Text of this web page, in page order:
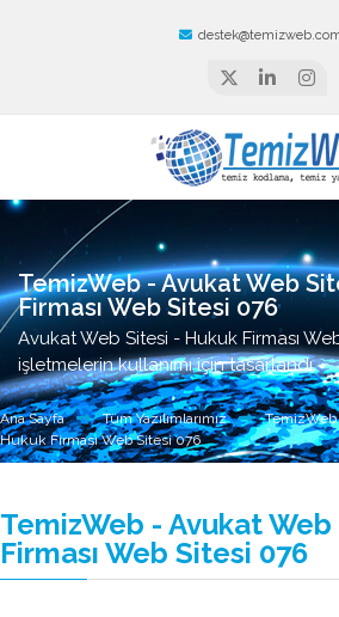
TemizWeb - Avukat Web
Firması Web Sitesi 076
Avukat Web Sitesi - Hukuk Firması
işletmelerin kullanımı için tasarlandı.
Ana Sayfa Tüm Yazılımlarımız
Hukuk Firması Web Sitesi 076
TemizWeb - Avukat
Firması Web Sitesi 076